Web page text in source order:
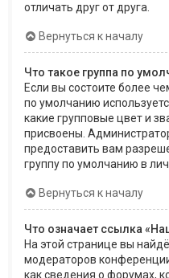
отличать друг от друга.
Вернуться к началу
Что такое группа по
Если вы состоите более
по умолчанию
какие групповые цвет и
присвоены.
предоставить вам
группу по умолчанию в
Вернуться к началу
Что означает ссылка
На этой странице вы
модераторов
как сведения о форумах,